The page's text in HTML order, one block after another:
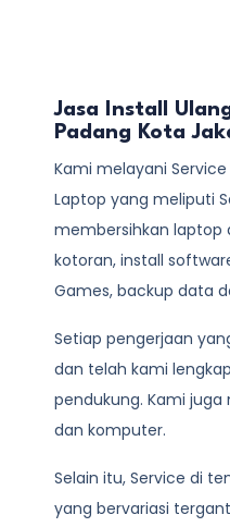
Jasa Install
Padang Kota
Kami melayani
Laptop yang meliputi
membersihkan laptop
kotoran, install
Games, backup data
Setiap pengerjaan
dan telah kami
pendukung. Kami juga
dan komputer.
Selain itu, Service di
yang bervariasi